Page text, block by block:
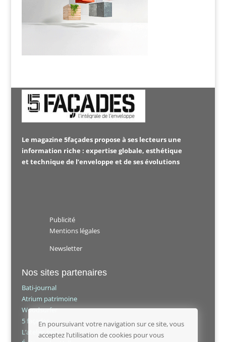
Le magazine 5façades propose à ses lecteurs une
information riche : expertise globale, esthétique
et technique de l’enveloppe et de ses évolutions
Publicité
Mentions légales
Newsletter
Nos sites partenaires
Bati-journal
Atrium patrimoine
Woodsurfer
5 façades
L’atelier bois
En poursuivant votre navigation sur ce site, vous
acceptez l’utilisation de cookies pour vous